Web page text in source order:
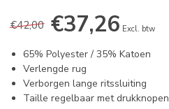
€42,00 €37,26 Excl. btw
65% Polyester / 35% Katoen
Verlengde rug
Verborgen lange ritssluiting
Taille regelbaar met drukknopen